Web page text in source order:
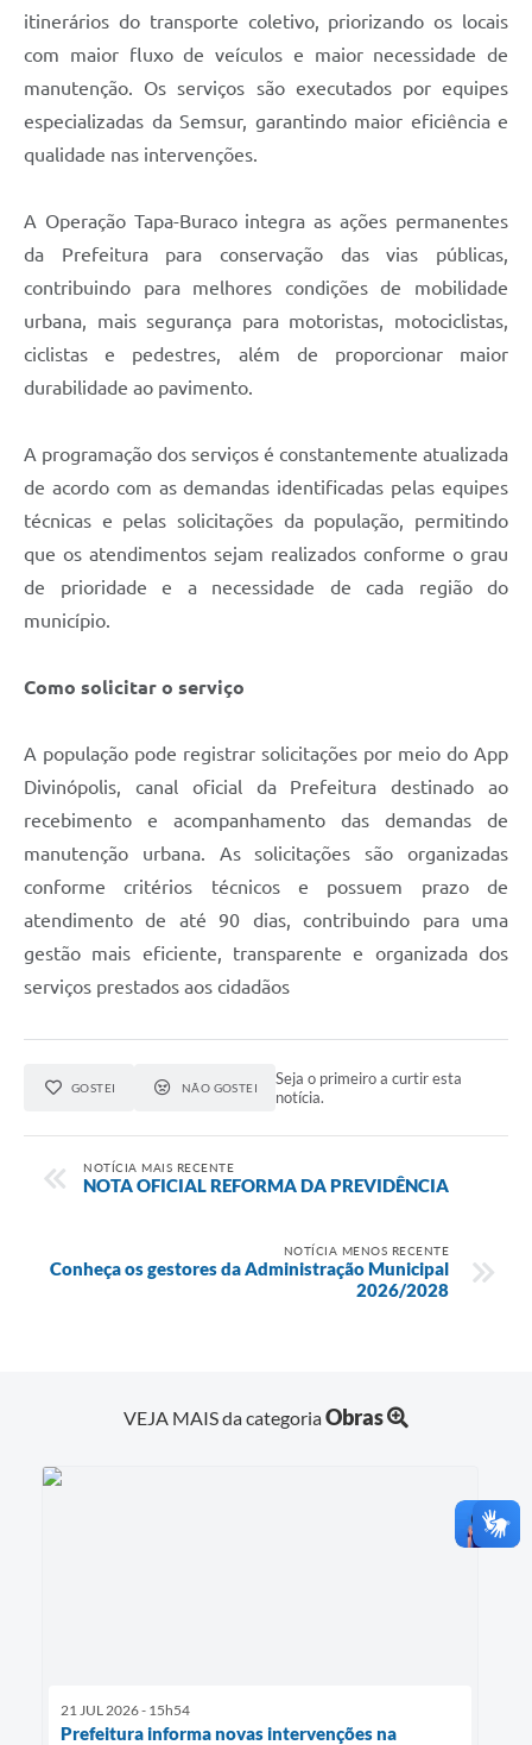
itinerários do transporte coletivo, priorizando os locais
com maior fluxo de veículos e maior necessidade de
manutenção. Os serviços são executados por equipes
especializadas da Semsur, garantindo maior eficiência e
qualidade nas intervenções.
A Operação Tapa-Buraco integra as ações permanentes
da Prefeitura para conservação das vias públicas,
contribuindo para melhores condições de mobilidade
urbana, mais segurança para motoristas, motociclistas,
ciclistas e pedestres, além de proporcionar maior
durabilidade ao pavimento.
A programação dos serviços é constantemente atualizada
de acordo com as demandas identificadas pelas equipes
técnicas e pelas solicitações da população, permitindo
que os atendimentos sejam realizados conforme o grau
de prioridade e a necessidade de cada região do
município.
Como solicitar o serviço
A população pode registrar solicitações por meio do App
Divinópolis, canal oficial da Prefeitura destinado ao
recebimento e acompanhamento das demandas de
manutenção urbana. As solicitações são organizadas
conforme critérios técnicos e possuem prazo de
atendimento de até 90 dias, contribuindo para uma
gestão mais eficiente, transparente e organizada dos
serviços prestados aos cidadãos
GOSTEI NÃO GOSTEI
Seja o primeiro a curtir esta
notícia.
NOTÍCIA MAIS RECENTE
NOTA OFICIAL REFORMA DA PREVIDÊNCIA
NOTÍCIA MENOS RECENTE
Conheça os gestores da Administração Municipal
2026/2028
VEJA MAIS da categoriaObras
21 JUL 2026 - 15h54
Prefeitura informa novas intervenções na